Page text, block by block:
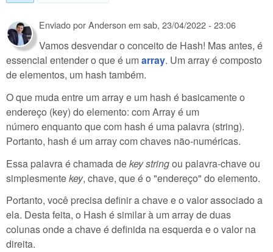
Enviado porAnderson em sab, 23/04/2022 - 23:06
Vamos desvendar o conceito de Hash! Mas antes, é
essencial entender o que é umarray. Um array é composto
de elementos, um hash também.
O que muda entre um array e um hash é basicamente o
endereço (key) do elemento: com Array é um
número enquanto que com hash é uma palavra (string).
Portanto, hash é um array com chaves não-numéricas.
Essa palavra é chamada dekey stringou palavra-chave ou
simplesmentekey, chave, que é o "endereço" do elemento.
Portanto, você precisa definir a chave e o valor associado a
ela. Desta feita, o Hash é similar à um array de duas
colunas onde a chave é definida na esquerda e o valor na
direita.